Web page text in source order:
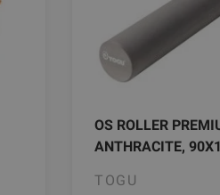
OS ROLLER
ANTHRACITE,
TOGU